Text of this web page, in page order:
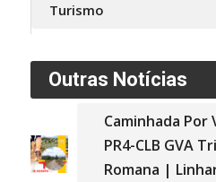
Turismo
Outras Notícias
Caminhada Por
PR4-CLB GVA
Romana |